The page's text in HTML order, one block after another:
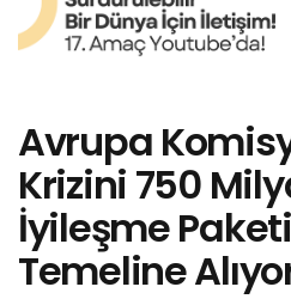
Avrupa
Krizini 750
İyileşme
Temeline